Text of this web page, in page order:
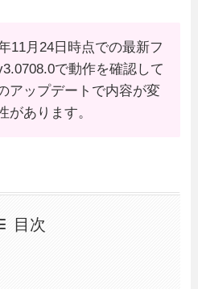
11月24日時点での最新フ
で動作を確認して
アップデートで内容が変
があります。
目次